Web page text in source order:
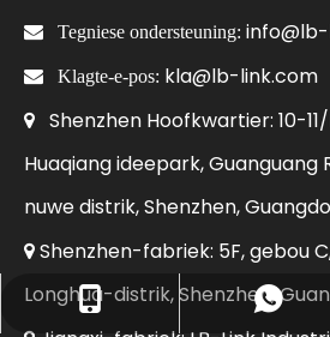
 Tegniese ondersteuning:
 Klagte-e-pos: kla@lb-link.com
 Shenzhen Hoofkwartier: 10-11/
Huaqiang ideepark, Guanguang
nuwe distrik, Shenzhen,
 Shenzhen-fabriek: 5F, gebou
Longhua-distrik, Shenzhen,
+86-
+86
Besigheid E-pos: